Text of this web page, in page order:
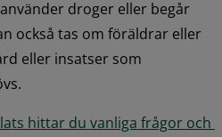
droger eller begår
också tas om föräldrar eller
eller insatser som
hittar du vanliga frågor och